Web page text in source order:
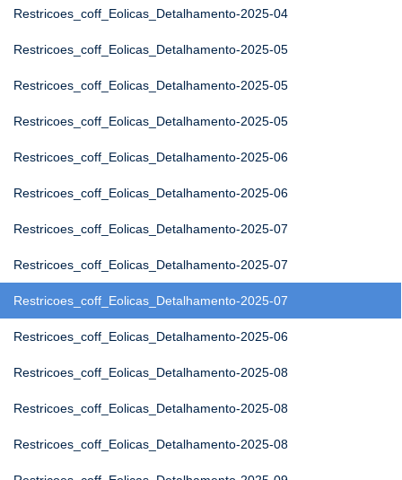
Restricoes_coff_Eolicas_Detalhamento-2025-04
Restricoes_coff_Eolicas_Detalhamento-2025-05
Restricoes_coff_Eolicas_Detalhamento-2025-05
Restricoes_coff_Eolicas_Detalhamento-2025-05
Restricoes_coff_Eolicas_Detalhamento-2025-06
Restricoes_coff_Eolicas_Detalhamento-2025-06
Restricoes_coff_Eolicas_Detalhamento-2025-07
Restricoes_coff_Eolicas_Detalhamento-2025-07
Restricoes_coff_Eolicas_Detalhamento-2025-07
Restricoes_coff_Eolicas_Detalhamento-2025-06
Restricoes_coff_Eolicas_Detalhamento-2025-08
Restricoes_coff_Eolicas_Detalhamento-2025-08
Restricoes_coff_Eolicas_Detalhamento-2025-08